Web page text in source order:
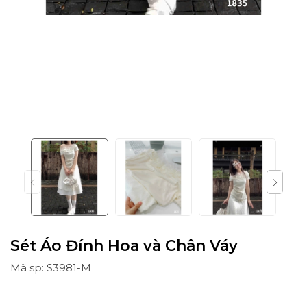
Sét Áo Đính Hoa và Chân Váy
Mã sp: S3981-M